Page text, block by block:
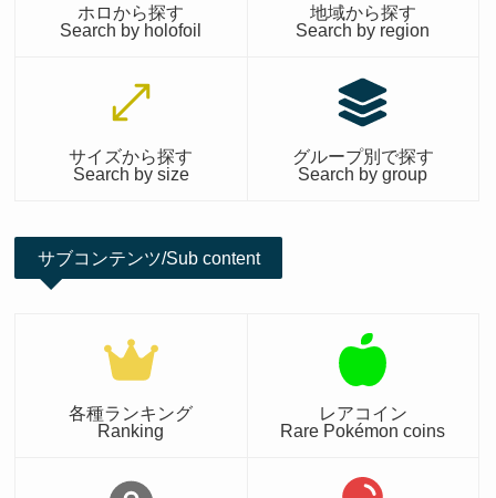
ホロから探す
Search by holofoil
地域から探す
Search by region
サイズから探す
Search by size
グループ別で探す
Search by group
サブコンテンツ/Sub content
各種ランキング
Ranking
レアコイン
Rare Pokémon coins